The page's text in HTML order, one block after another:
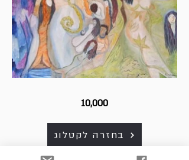
10,000
בחזרה לקטלוג